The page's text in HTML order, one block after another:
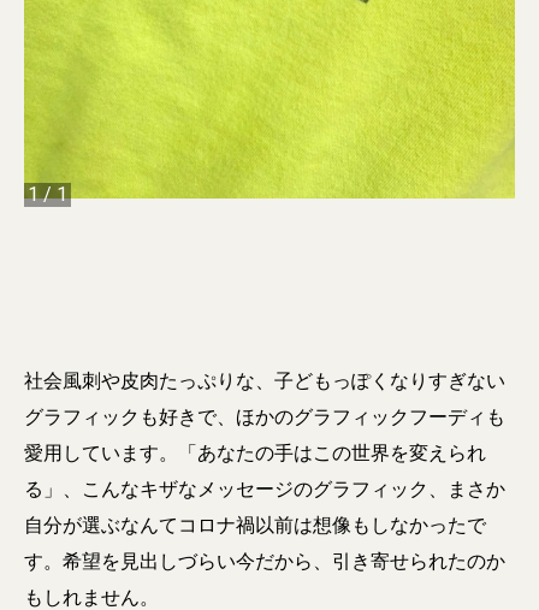
1/1
社会風刺や皮肉たっぷりな、子どもっぽくなりすぎない
グラフィックも好きで、ほかのグラフィックフーディも
愛用しています。「あなたの手はこの世界を変えられ
る」、こんなキザなメッセージのグラフィック、まさか
自分が選ぶなんてコロナ禍以前は想像もしなかったで
す。希望を見出しづらい今だから、引き寄せられたのか
もしれません。